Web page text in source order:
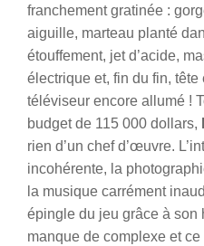
franchement gratinée :
aiguille, marteau planté
étouffement, jet d’acide,
électrique et, fin du fin, tête
téléviseur encore allumé !
budget de 115 000 dollars,
rien d’un chef d’œuvre.
incohérente, la
la musique carrément
épingle du jeu grâce à son
manque de complexe et